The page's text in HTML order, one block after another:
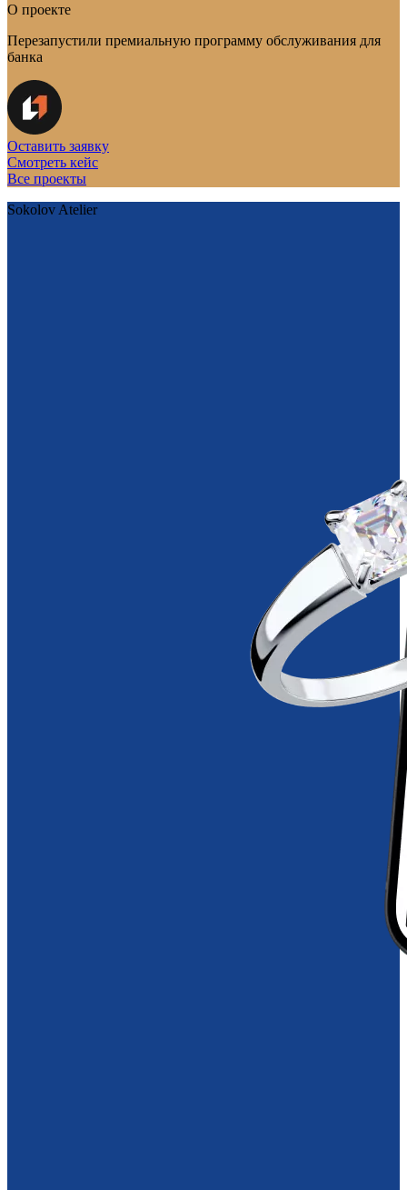
О проекте
Перезапустили премиальную программу обслуживания для
банка
Оставить заявку
Смотреть кейс
Все проекты
Sokolov Atelier